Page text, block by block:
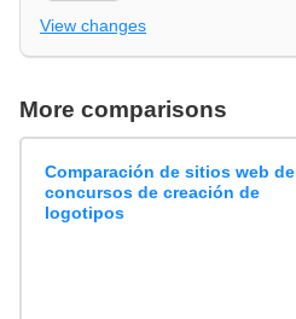
View changes
More comparisons
Comparación de sitios web de
concursos de creación de
logotipos